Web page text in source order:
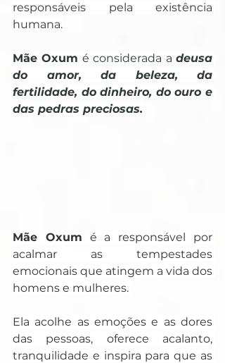
responsáveis pela existência
humana.
Mãe Oxum é considerada a deusa
do amor, da beleza, da
fertilidade, do dinheiro, do ouro e
das pedras preciosas.
Mãe Oxum é a responsável por
acalmar as tempestades
emocionais que atingem a vida dos
homens e mulheres.
Ela acolhe as emoções e as dores
das pessoas, oferece acalanto,
tranquilidade e inspira para que as